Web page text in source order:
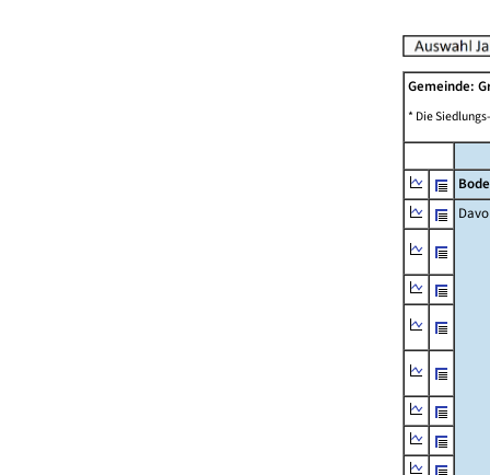
Gemeinde:
* Die